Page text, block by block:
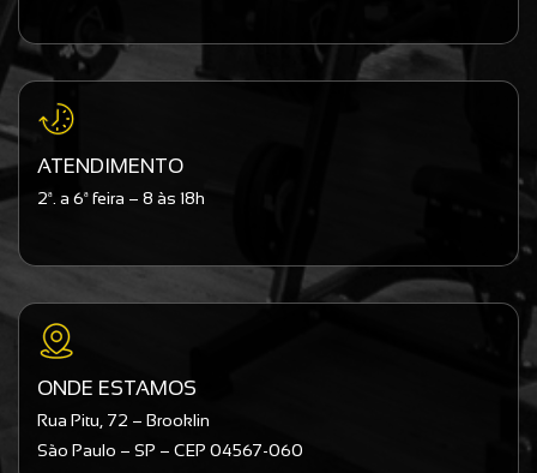
ATENDIMENTO
2ª. a 6ª feira – 8 às 18h
ONDE ESTAMOS
Rua Pitu, 72 – Brooklin
São Paulo – SP – CEP 04567-060